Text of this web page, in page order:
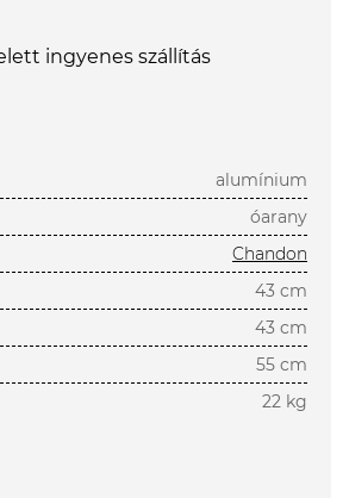
ingyenes szállítás
alumínium
óarany
Chandon
43 cm
43 cm
55 cm
22 kg